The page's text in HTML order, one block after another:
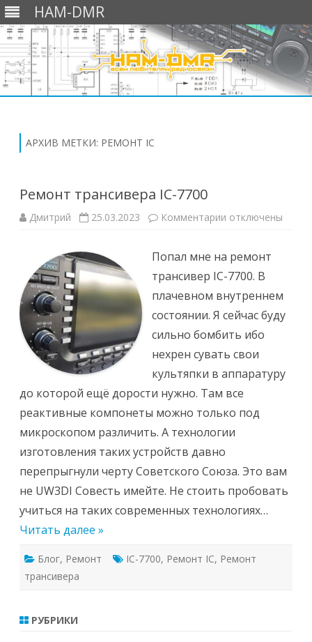
HAM-DMR
АРХИВ МЕТКИ: РЕМОНТ IC
Ремонт трансивера IC-7700
Дмитрий 25.03.2023 Комментарии к
IC-
7700
отключены
Попал мне на ремонт
трансивер IC-7700. В
плачевном внутреннем
состоянии. Я сейчас буду
сильно бомбить ибо
нехрен сувать свои
культяпки в аппаратуру
до которой ещё дорости нужно. Там все
реактивные компонеты можно только под
микроскопом различить. А технологии
изготовления таких устройств давно
перепрыгнули черту Советского Союза. Это вам
не UW3DI Совесть имейте. Не стоить пробовать
учиться на таких современных технологиях…
Читать далее »
Блог, Ремонт IC-7700, Ремонт IC, Ремонт
трансивера
РУБРИКИ